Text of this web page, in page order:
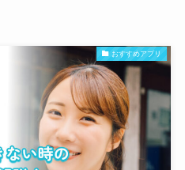
おすすめアプリ